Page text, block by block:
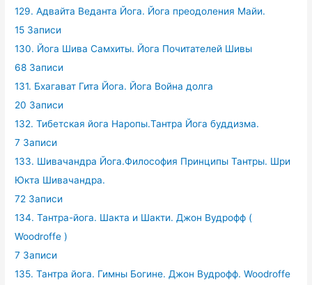
129. Адвайта Веданта Йога. Йога преодоления Майи.
15 Записи
130. Йога Шива Самхиты. Йога Почитателей Шивы
68 Записи
131. Бхагават Гита Йога. Йога Война долга
20 Записи
132. Тибетская йога Наропы.Тантра Йога буддизма.
7 Записи
133. Шивачандра Йога.Философия Принципы Тантры. Шри
Юкта Шивачандра.
72 Записи
134. Тантра-йога. Шакта и Шакти. Джон Вудрофф (
Woodroffe )
7 Записи
135. Тантра йога. Гимны Богине. Джон Вудрофф. Woodroffe